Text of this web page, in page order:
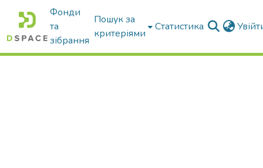
Фонди
та
зібрання
Пошук за
критеріями
Статистика